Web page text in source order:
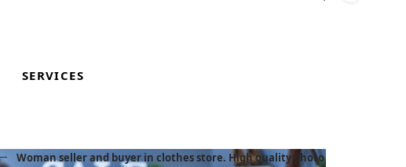
SERVICES
Woman seller and buyer in clothes store. High quality photo